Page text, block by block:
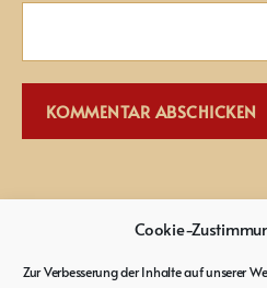
Cookie-
Zur Verbesserung der Inhalte auf unserer
Impressum